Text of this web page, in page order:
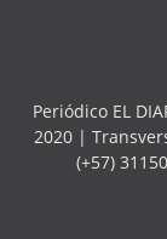
Periódico EL
2020 |
(+57)